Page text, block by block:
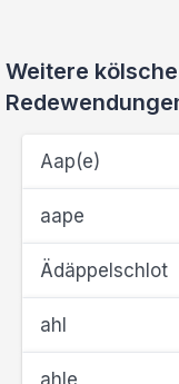
Weitere
Aap(e)
aape
Ädäppelschlot
ahl
ahle